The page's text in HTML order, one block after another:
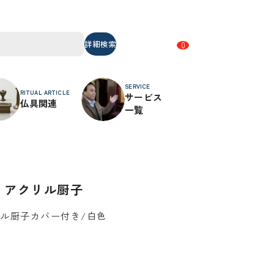
詳細検索 0
RITUAL ARTICLE
仏具関連
SERVICE
サービス
一覧
クリル厨子
厨子カバー付き/白色